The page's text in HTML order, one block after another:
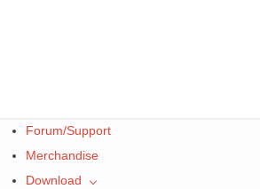
Forum/Support
Merchandise
Download